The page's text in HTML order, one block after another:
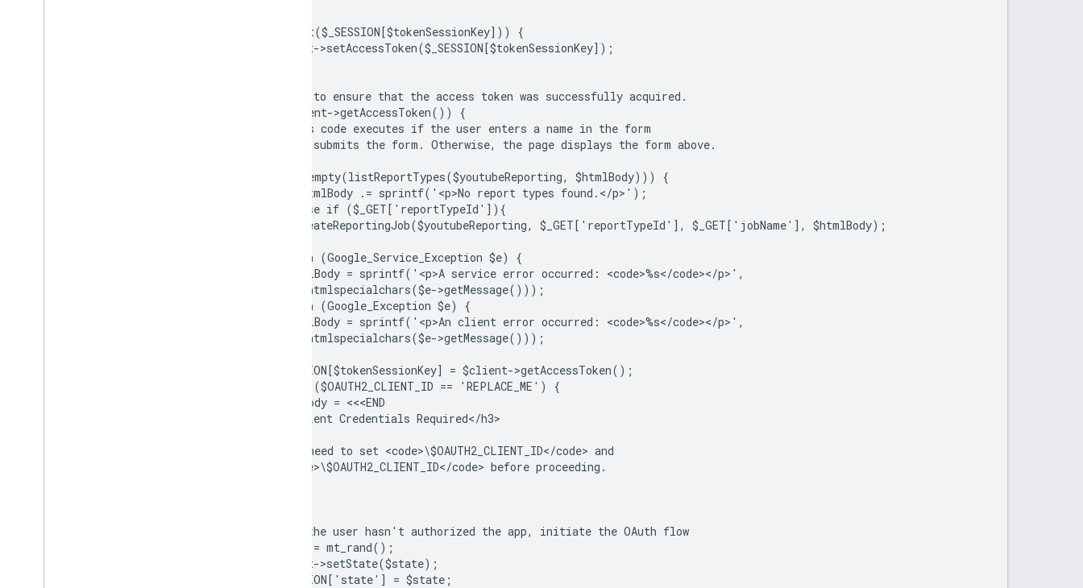
if (isset($_SESSION[$tokenSessionKey])) {
  $client->setAccessToken($_SESSION[$tokenSessionKey]);
// Check to ensure that the access token was successfully acquired.
if ($client->getAccessToken()) {
  // This code executes if the user enters a name in the form
  // and submits the form. Otherwise, the page displays the form above.
    if (empty(listReportTypes($youtubeReporting, $htmlBody))) {
      $htmlBody .= sprintf('<p>No report types found.</p>');
    } else if ($_GET['reportTypeId']){
      createReportingJob($youtubeReporting, $_GET['reportTypeId'], $_GET['jobName'], $htmlBody);
  } catch (Google_Service_Exception $e) {
    $htmlBody = sprintf('<p>A service error occurred: <code>%s</code></p>',
        htmlspecialchars($e->getMessage()));
  } catch (Google_Exception $e) {
    $htmlBody = sprintf('<p>An client error occurred: <code>%s</code></p>',
        htmlspecialchars($e->getMessage()));
  $_SESSION[$tokenSessionKey] = $client->getAccessToken();
} elseif ($OAUTH2_CLIENT_ID == 'REPLACE_ME') {
  $htmlBody = <<<END
  <h3>Client Credentials Required</h3>
    You need to set <code>\$OAUTH2_CLIENT_ID</code> and
    <code>\$OAUTH2_CLIENT_ID</code> before proceeding.
  // If the user hasn't authorized the app, initiate the OAuth flow
  $state = mt_rand();
  $client->setState($state);
  $_SESSION['state'] = $state;